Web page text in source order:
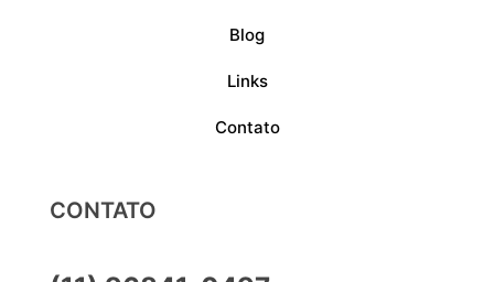
Blog
Links
Contato
CONTATO